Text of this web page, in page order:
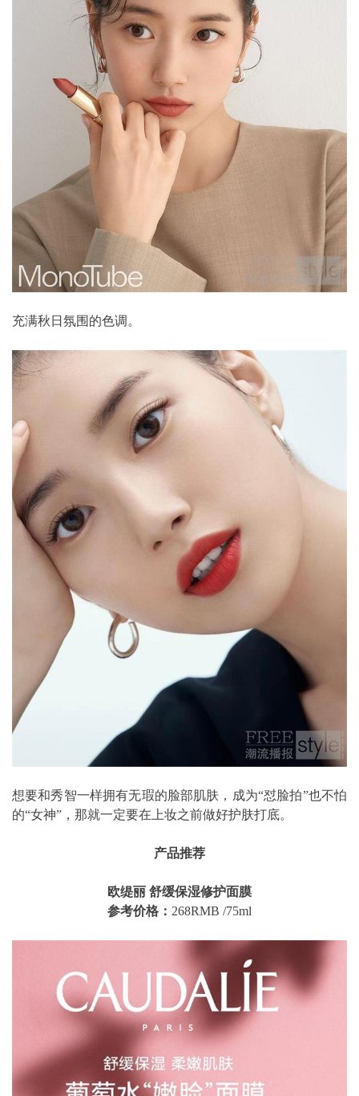
充满秋日氛围的色调。
想要和秀智一样拥有无瑕的脸部肌肤，成为“怼脸拍”也不怕
的“女神”，那就一定要在上妆之前做好护肤打底。
产品推荐
欧缇丽 舒缓保湿修护面膜
参考价格： 268RMB /75ml